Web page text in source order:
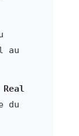
au
Real
du